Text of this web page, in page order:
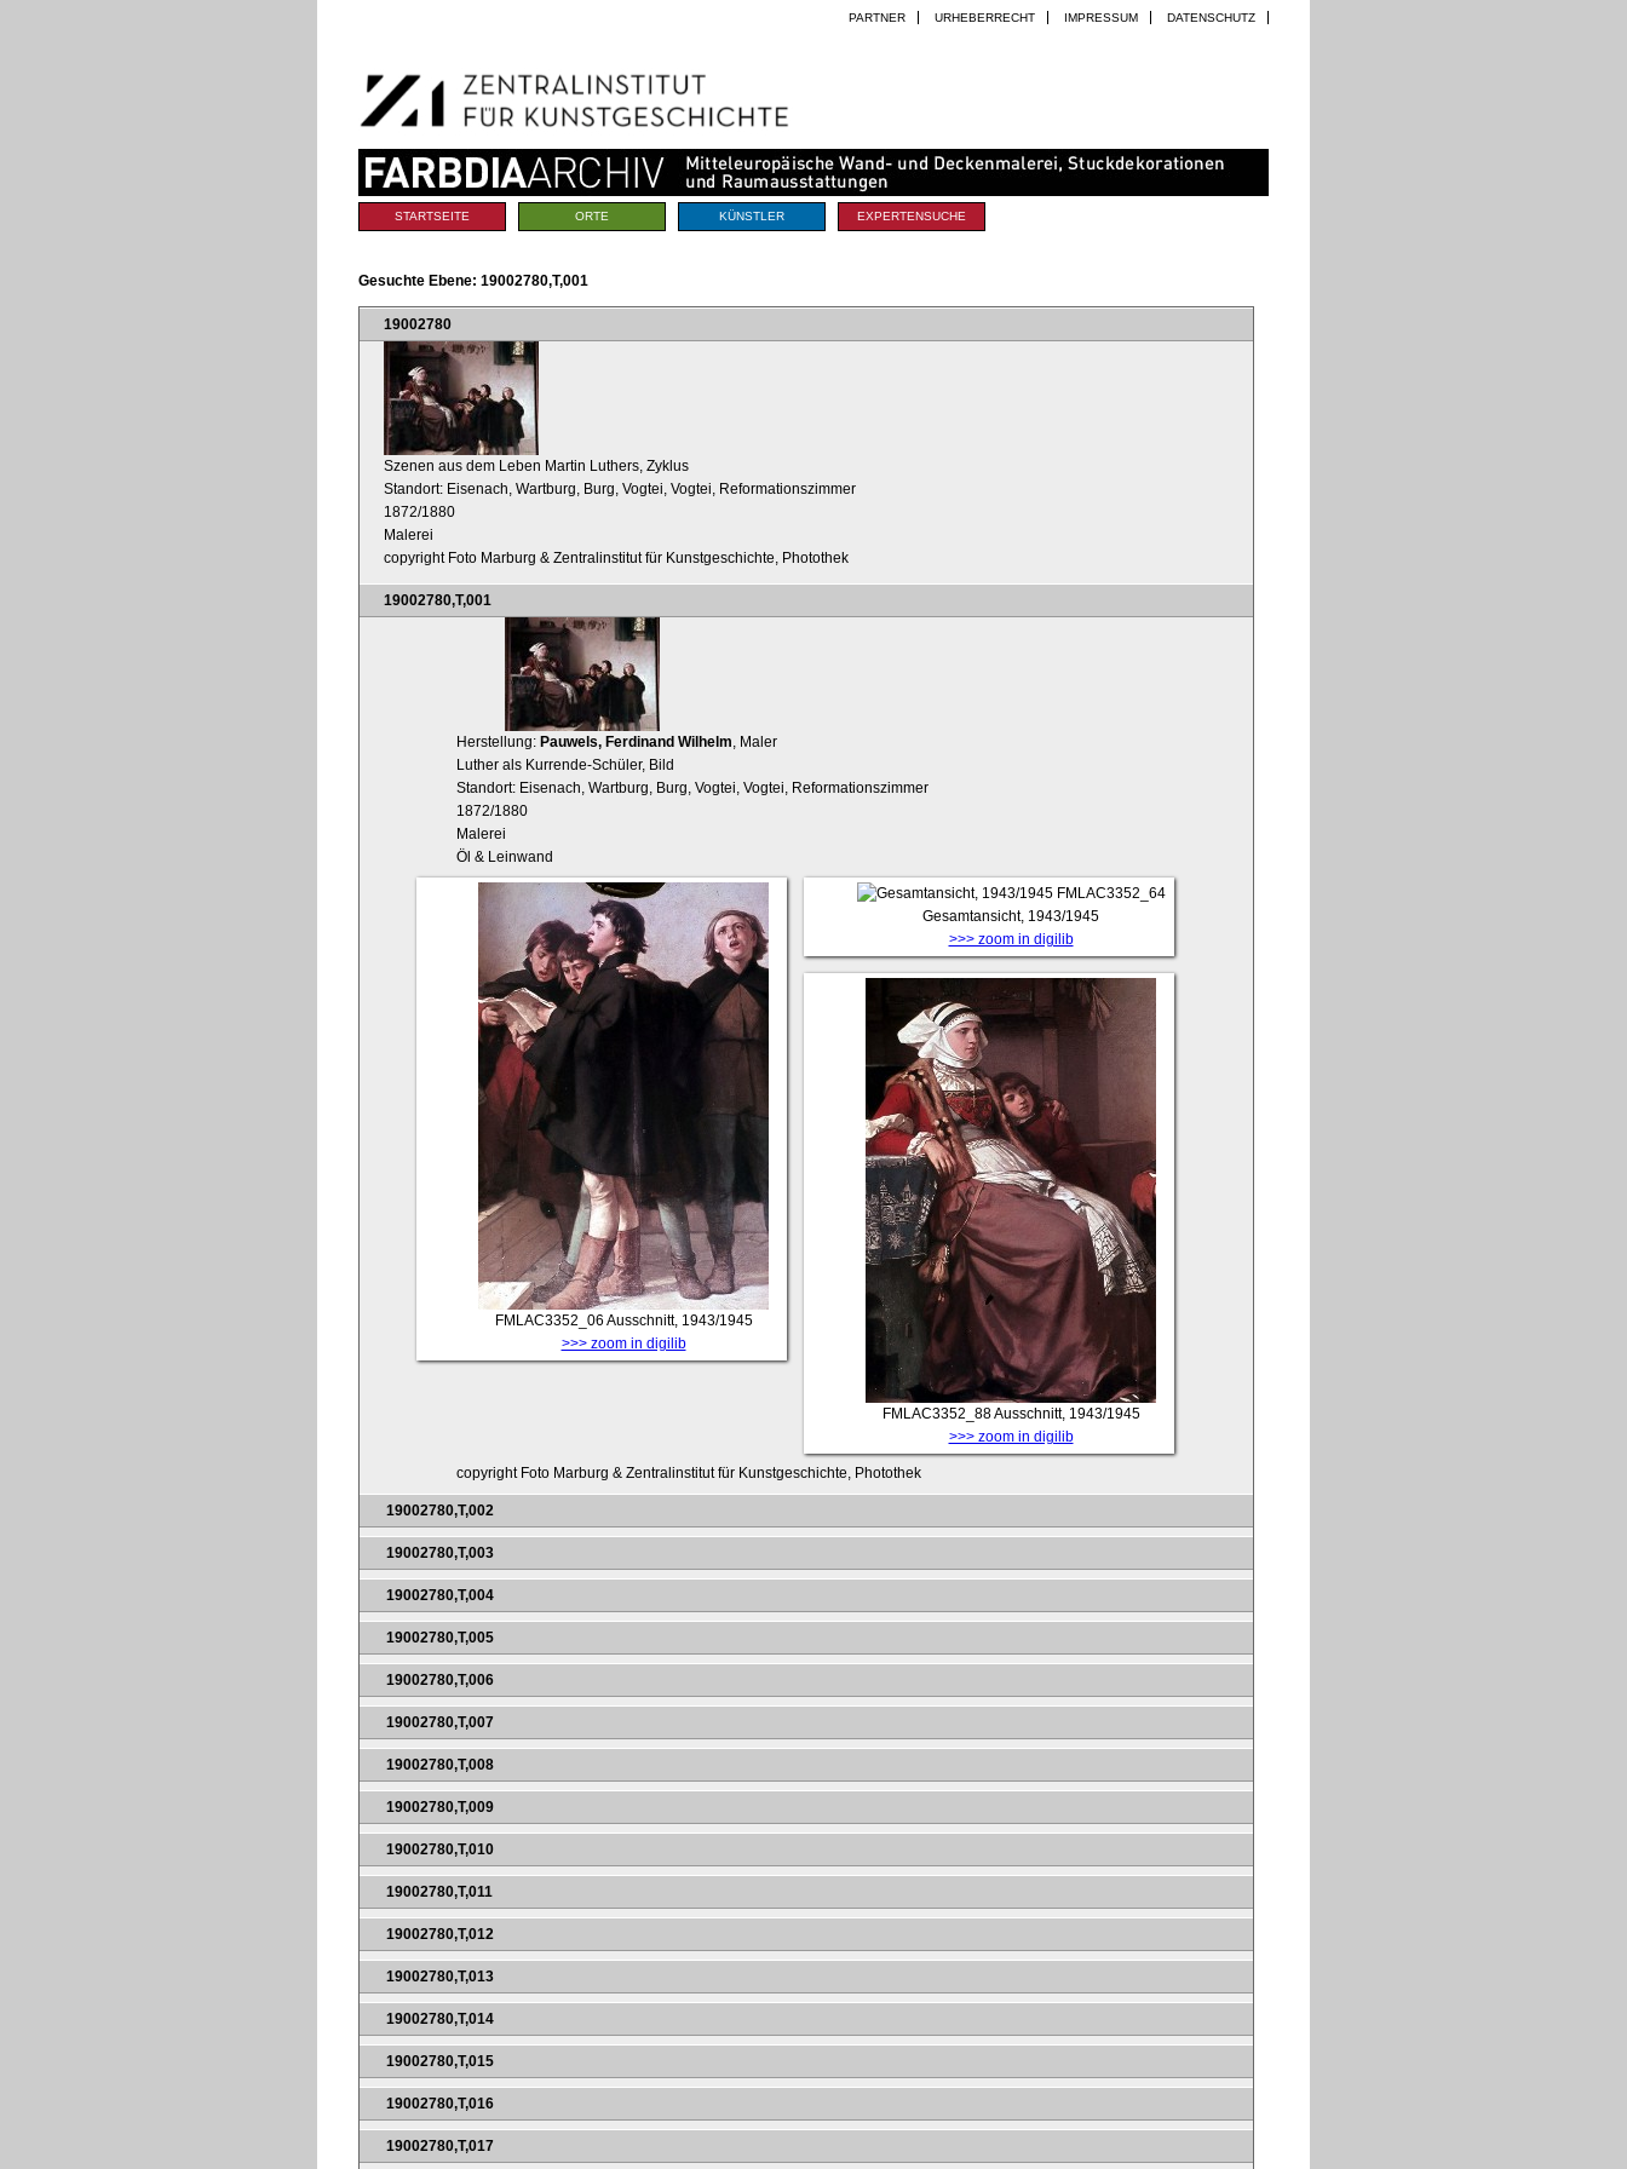
Navigation
PARTNER URHEBERRECHT IMPRESSUM DATENSCHUTZ
Sektionen
STARTSEITE ORTE KÜNSTLER EXPERTENSUCHE
Gesuchte Ebene: 19002780,T,001
19002780
Szenen aus dem Leben Martin Luthers, Zyklus
Standort: Eisenach, Wartburg, Burg, Vogtei, Vogtei, Reformationszimmer
1872/1880
Malerei
copyright Foto Marburg & Zentralinstitut für Kunstgeschichte, Photothek
19002780,T,001
Herstellung: Pauwels, Ferdinand Wilhelm, Maler
Luther als Kurrende-Schüler, Bild
Standort: Eisenach, Wartburg, Burg, Vogtei, Vogtei, Reformationszimmer
1872/1880
Malerei
Öl & Leinwand
FMLAC3352_06 Ausschnitt, 1943/1945
>>> zoom in digilib
FMLAC3352_64
Gesamtansicht, 1943/1945
>>> zoom in digilib
FMLAC3352_88Ausschnitt, 1943/1945
>>> zoom in digilib
copyright Foto Marburg & Zentralinstitut für Kunstgeschichte, Photothek
19002780,T,002
19002780,T,003
19002780,T,004
19002780,T,005
19002780,T,006
19002780,T,007
19002780,T,008
19002780,T,009
19002780,T,010
19002780,T,011
19002780,T,012
19002780,T,013
19002780,T,014
19002780,T,015
19002780,T,016
19002780,T,017